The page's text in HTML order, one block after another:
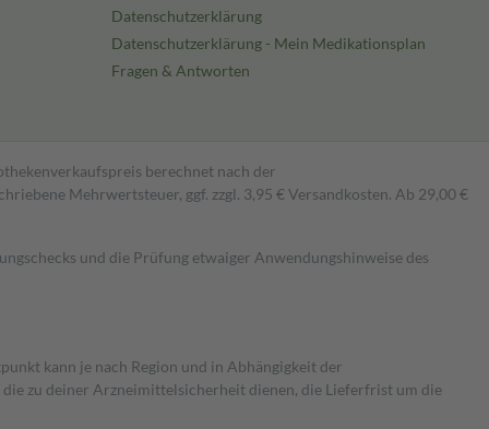
Datenschutzerklärung
Datenschutzerklärung - Mein Medikationsplan
Fragen & Antworten
berechnet nach der
Mehrwertsteuer, ggf. zzgl. 3,95 € Versandkosten. Ab 29,00 €
und die Prüfung etwaiger Anwendungshinweise des
kann je nach Region und in Abhängigkeit der
zu deiner Arzneimittelsicherheit dienen, die Lieferfrist um die